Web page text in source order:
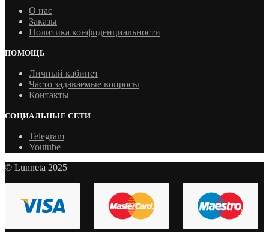
О нас
Заказы
Политика конфиденциальности
ПОМОЩЬ
Личный кабинет
Часто задаваемые вопросы
Контакты
СОЦИАЛЬНЫЕ СЕТИ
Telegram
Youtube
© Lunneta 2025